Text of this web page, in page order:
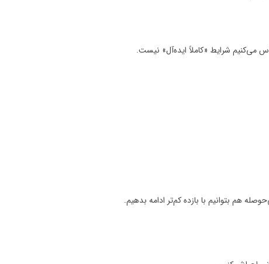
می‌کنیم شرایط «کاملاً ایده‌آل» نیست.
هم بتوانیم با بازده کم‌تر ادامه بدهیم.